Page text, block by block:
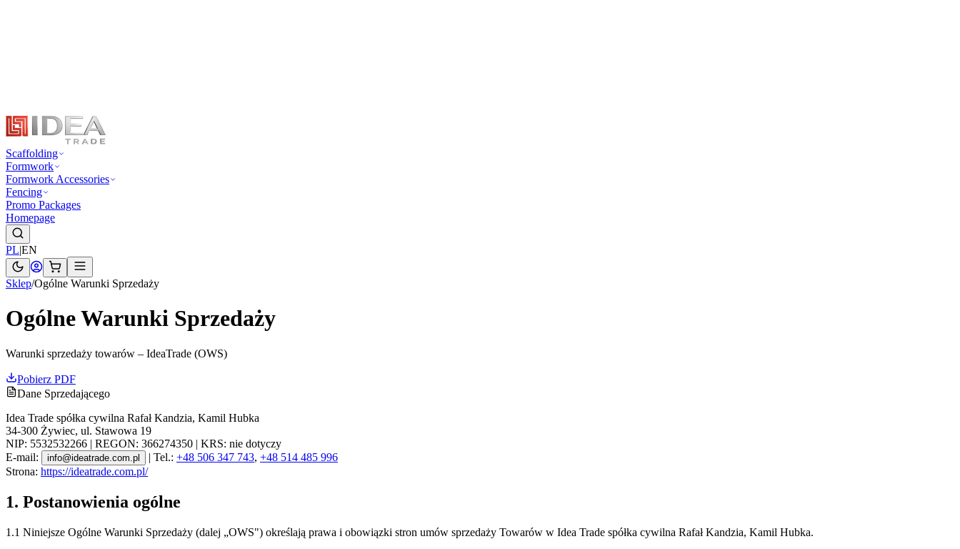
Scaffolding
Formwork
Formwork Accessories
Fencing
Promo Packages
Homepage
PL|EN
Sklep/Ogólne Warunki Sprzedaży
Ogólne Warunki Sprzedaży
Warunki sprzedaży towarów – IdeaTrade (OWS)
Pobierz PDF
Dane Sprzedającego
Idea Trade spółka cywilna Rafał Kandzia, Kamil Hubka
34-300 Żywiec, ul. Stawowa 19
NIP: 5532532266 | REGON: 366274350 | KRS: nie dotyczy
E-mail:
info@ideatrade.com.pl | Tel.: +48 506 347 743, +48 514 485 996
Strona: https://ideatrade.com.pl/
1. Postanowienia ogólne
1.1 Niniejsze Ogólne Warunki Sprzedaży (dalej „OWS") określają prawa i obowiązki stron umów sprzedaży Towarów w Idea Trade spółka cywilna Rafał Kandzia, Kamil Hubka.